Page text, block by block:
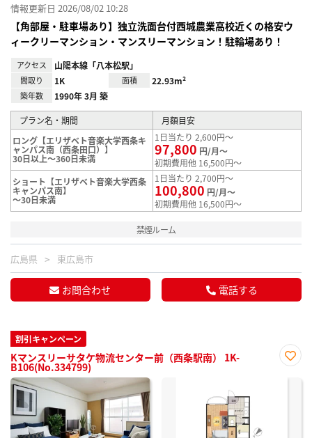
情報更新日 2026/08/02 10:28
【角部屋・駐車場あり】独立洗面台付西城農業高校近くの格安ウ
ィークリーマンション・マンスリーマンション！駐輪場あり！
アクセス 山陽本線「八本松駅」
間取り 1K 面積 22.93m²
築年数 1990年 3月 築
プラン名・期間
月額目安
ロング【エリザベト音楽大学西条キ
ャンパス南（西条田口）】
30日以上～360日未満
1日当たり 2,600円～
97,800 円/月～
初期費用他 16,500円～
ショート【エリザベト音楽大学西条
キャンパス南】
～30日未満
1日当たり 2,700円～
100,800 円/月～
初期費用他 16,500円～
禁煙ルーム
広島県 東広島市
お問合わせ 電話する
割引キャンペーン
Kマンスリーサタケ物流センター前（西条駅南） 1K-
B106(No.334799)
に入